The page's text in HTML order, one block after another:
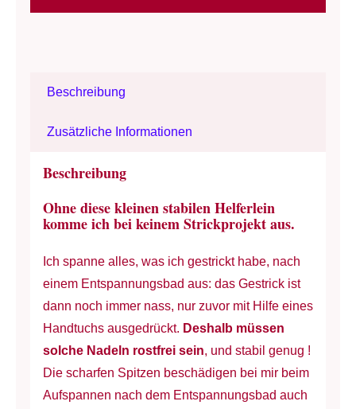
Beschreibung
Zusätzliche Informationen
Beschreibung
Ohne diese kleinen stabilen Helferlein
komme ich bei keinem Strickprojekt aus.
Ich spanne alles, was ich gestrickt habe, nach
einem Entspannungsbad aus: das Gestrick ist
dann noch immer nass, nur zuvor mit Hilfe eines
Handtuchs ausgedrückt. Deshalb müssen
solche Nadeln rostfrei sein, und stabil genug !
Die scharfen Spitzen beschädigen bei mir beim
Aufspannen nach dem Entspannungsbad auch